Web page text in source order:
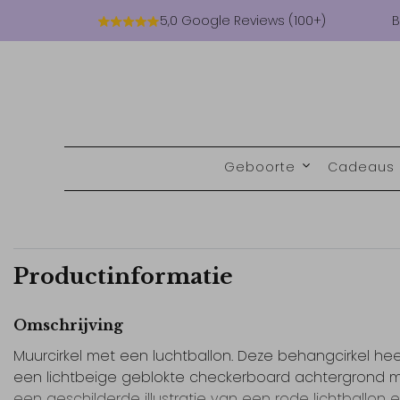
5,0 Google Reviews (100+)
Geboorte Cadeaus
Productinformatie
Omschrijving
Muurcirkel met een luchtballon. Deze behangcirkel
een lichtbeige geblokte checkerboard achtergrond